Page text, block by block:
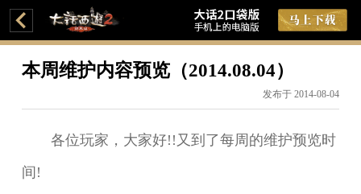
本周维护内容预览（2014.08.04）
发布于 2014-08-04
各位玩家，大家好!!又到了每周的维护预览时
间!